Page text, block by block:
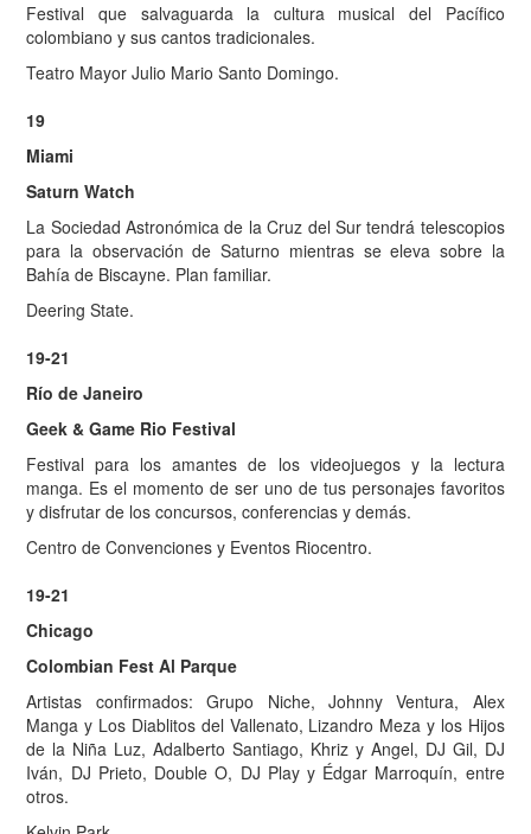
Festival que salvaguarda la cultura musical del Pacífico
colombiano y sus cantos tradicionales.
Teatro Mayor Julio Mario Santo Domingo.
19
Miami
Saturn Watch
La Sociedad Astronómica de la Cruz del Sur tendrá telescopios
para la observación de Saturno mientras se eleva sobre la
Bahía de Biscayne. Plan familiar.
Deering State.
19-21
Río de Janeiro
Geek & Game Rio Festival
Festival para los amantes de los videojuegos y la lectura
manga. Es el momento de ser uno de tus personajes favoritos
y disfrutar de los concursos, conferencias y demás.
Centro de Convenciones y Eventos Riocentro.
19-21
Chicago
Colombian Fest Al Parque
Artistas confirmados: Grupo Niche, Johnny Ventura, Alex
Manga y Los Diablitos del Vallenato, Lizandro Meza y los Hijos
de la Niña Luz, Adalberto Santiago, Khriz y Angel, DJ Gil, DJ
Iván, DJ Prieto, Double O, DJ Play y Édgar Marroquín, entre
otros.